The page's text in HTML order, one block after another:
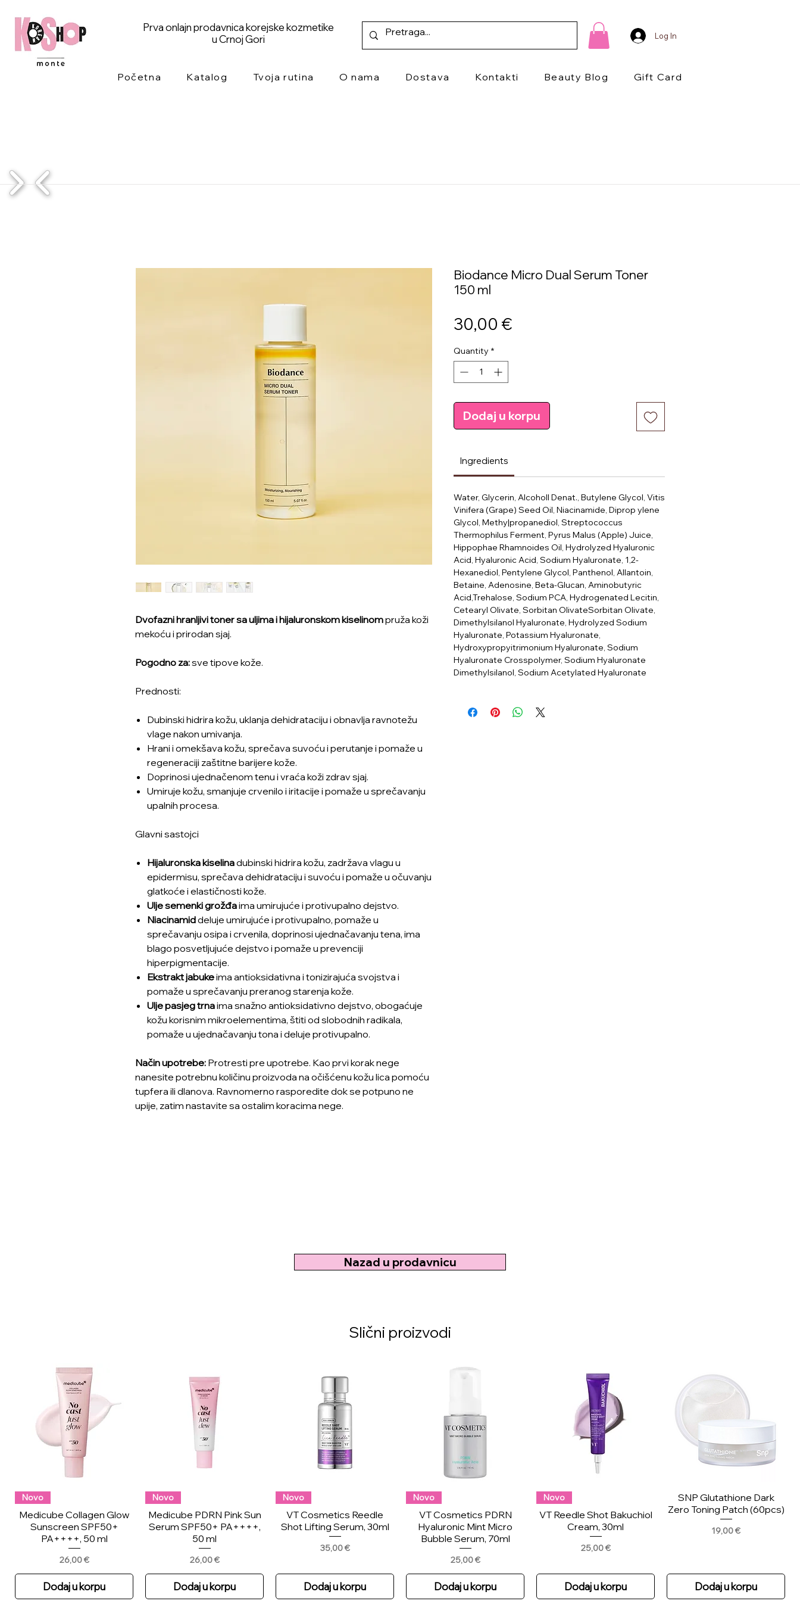
Prva onlajn prodavnica korejske kozmetike
u Crnoj Gori
Log In
Početna Katalog Tvoja rutina O nama Dostava Kontakti Beauty Blog Gift Card
Dvofazni hranljivi toner sa uljima i hijaluronskom kiselinompruža koži
mekoću i prirodan sjaj.
Pogodno za:sve tipove kože.
Prednosti:
Dubinski hidrira kožu, uklanja dehidrataciju i obnavlja ravnotežu
vlage nakon umivanja.
Hrani i omekšava kožu, sprečava suvoću i perutanje i pomaže u
regeneraciji zaštitne barijere kože.
Doprinosi ujednačenom tenu i vraća koži zdrav sjaj.
Umiruje kožu, smanjuje crvenilo i iritacije i pomaže u sprečavanju
upalnih procesa.
Glavni sastojci
Hijaluronska kiselinadubinski hidrira kožu, zadržava vlagu u
epidermisu, sprečava dehidrataciju i suvoću i pomaže u očuvanju
glatkoće i elastičnosti kože.
Ulje semenki grožđaima umirujuće i protivupalno dejstvo.
Niacinamiddeluje umirujuće i protivupalno, pomaže u
sprečavanju osipa i crvenila, doprinosi ujednačavanju tena, ima
blago posvetljujuće dejstvo i pomaže u prevenciji
hiperpigmentacije.
Ekstrakt jabukeima antioksidativna i tonizirajuća svojstva i
pomaže u sprečavanju preranog starenja kože.
Ulje pasjeg trnaima snažno antioksidativno dejstvo, obogaćuje
kožu korisnim mikroelementima, štiti od slobodnih radikala,
pomaže u ujednačavanju tona i deluje protivupalno.
Način upotrebe: Protresti pre upotrebe. Kao prvi korak nege
nanesite potrebnu količinu proizvoda na očišćenu kožu lica pomoću
tupfera ili dlanova. Ravnomerno rasporedite dok se potpuno ne
upije, zatim nastavite sa ostalim koracima nege.
Biodance Micro Dual Serum Toner
150 ml
30,00 €Price
Quantity *
Dodaj u korpu
Ingredients
Water, Glycerin, Alcoholl Denat., Butylene Glycol, Vitis
Vinifera (Grape) Seed Oil, Niacinamide, Diprop ylene
Glycol, Methy|propanediol, Streptococcus
Thermophilus Ferment, Pyrus Malus (Apple) Juice,
Hippophae Rhamnoides Oil, Hydrolyzed Hyaluronic
Acid, Hyaluronic Acid, Sodium Hyaluronate, 1,2-
Hexanediol, Pentylene Glycol, Panthenol, Allantoin,
Betaine, Adenosine, Beta-Glucan, Aminobutyric
Acid,Trehalose, Sodium PCA, Hydrogenated Lecitin,
Cetearyl Olivate, Sorbitan OlivateSorbitan Olivate,
Dimethylsilanol Hyaluronate, Hydrolyzed Sodium
Hyaluronate, Potassium Hyaluronate,
Hydroxypropyitrimonium Hyaluronate, Sodium
Hyaluronate Crosspolymer, Sodium Hyaluronate
Dimethylsilanol, Sodium Acetylated Hyaluronate
Nazad u prodavnicu
Slični proizvodi
Novo
Medicube Collagen Glow
Sunscreen SPF50+
PA++++, 50 ml
Price
26,00 €
Dodaj u korpu
Novo
Medicube PDRN Pink Sun
Serum SPF50+ PA++++,
50 ml
Price
26,00 €
Dodaj u korpu
Novo
VT Cosmetics Reedle
Shot Lifting Serum, 30ml
Price
35,00 €
Dodaj u korpu
Novo
VT Cosmetics PDRN
Hyaluronic Mint Micro
Bubble Serum, 70ml
Price
25,00 €
Dodaj u korpu
Novo
VT Reedle Shot Bakuchiol
Cream, 30ml
Price
25,00 €
Dodaj u korpu
SNP Glutathione Dark
Zero Toning Patch (60pcs)
Price
19,00 €
Dodaj u korpu